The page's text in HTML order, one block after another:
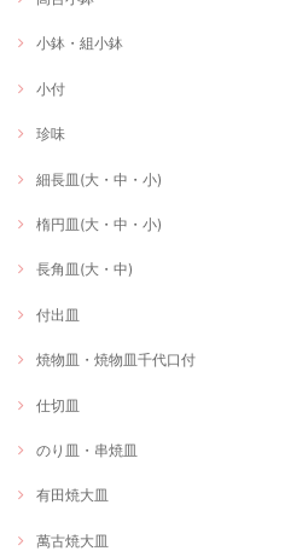
小鉢・組小鉢
小付
珍味
細長皿(大・中・小)
楕円皿(大・中・小)
長角皿(大・中)
付出皿
焼物皿・焼物皿千代口付
仕切皿
のり皿・串焼皿
有田焼大皿
萬古焼大皿